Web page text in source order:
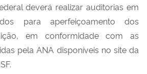
deverá realizar auditorias em
para aperfeiçoamento dos
em conformidade com as
pela ANA disponíveis no site da